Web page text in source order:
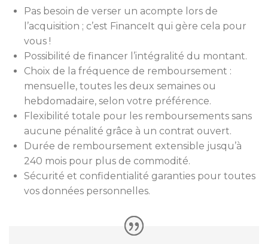
Pas besoin de verser un acompte lors de
l’acquisition ; c’est FinanceIt qui gère cela pour
vous !
Possibilité de financer l’intégralité du montant.
Choix de la fréquence de remboursement :
mensuelle, toutes les deux semaines ou
hebdomadaire, selon votre préférence.
Flexibilité totale pour les remboursements sans
aucune pénalité grâce à un contrat ouvert.
Durée de remboursement extensible jusqu’à
240 mois pour plus de commodité.
Sécurité et confidentialité garanties pour toutes
vos données personnelles.